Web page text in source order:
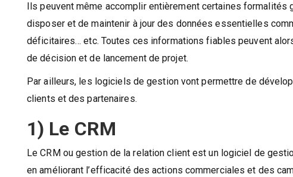
Ils peuvent même accomplir entièrement certaines formalités
disposer et de maintenir à jour des données essentielles
déficitaires… etc. Toutes ces informations fiables peuvent
de décision et de lancement de projet.
Par ailleurs, les logiciels de gestion vont permettre de
clients et des partenaires.
1) Le CRM
Le CRM ou gestion de la relation client est un logiciel de
en améliorant l’efficacité des actions commerciales et des